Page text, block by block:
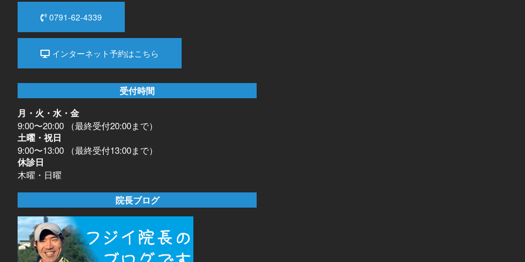
0791-62-4339
インターネット予約はこちら
受付時間
月・火・水・金
9:00〜20:00 （最終受付20:00まで）
土曜・祝日
9:00〜13:00 （最終受付13:00まで）
休診日
木曜・日曜
院長ブログ